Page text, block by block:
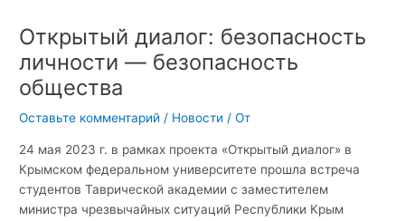
Открытый диалог: безопасность
личности — безопасность
общества
Оставьте комментарий / Новости / От
24 мая 2023 г. в рамках проекта «Открытый диалог» в
Крымском федеральном университете прошла встреча
студентов Таврической академии с заместителем
министра чрезвычайных ситуаций Республики Крым